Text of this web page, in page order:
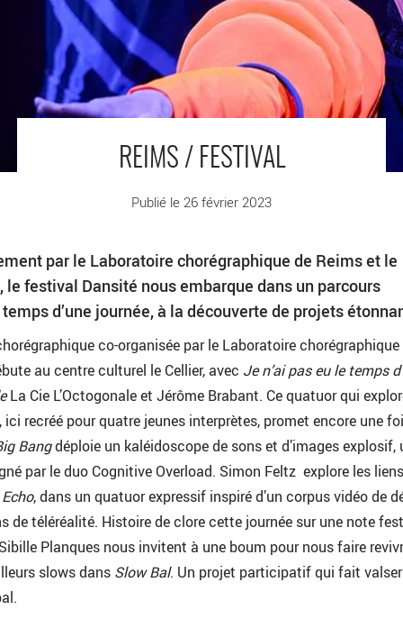
REIMS / FESTIVAL
Publié le 26 février 2023
par le Laboratoire chorégraphique de Reims et le
le festival Dansité nous embarque dans un parcours
d’une journée, à la découverte de projets
co-organisée par le Laboratoire chorégraphique
au centre culturel le Cellier, avec Je n’ai pas eu le temps
La Cie L’Octogonale et Jérôme Brabant. Ce quatuor qui
ici recréé pour quatre jeunes interprètes, promet encore une
Bangdéploie un kaléidoscope de sons et d’images explosif,
par le duo Cognitive Overload. Simon Feltz explore les
Echo, dans un quatuor expressif inspiré d’un corpus vidéo de
de téléréalité. Histoire de clore cette journée sur une note
Planques nous invitent à une boum pour nous faire
slows dans Slow Bal. Un projet participatif qui fait